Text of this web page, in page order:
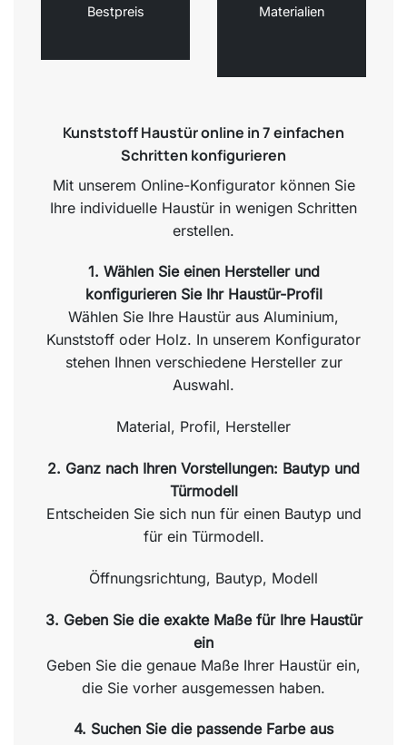
Bestpreis
Materialien
Kunststoff Haustür online in 7 einfachen
Schritten konfigurieren
Mit unserem Online-Konfigurator können Sie
Ihre individuelle Haustür in wenigen Schritten
erstellen.
1. Wählen Sie einen Hersteller und
konfigurieren Sie Ihr Haustür-Profil
Wählen Sie Ihre Haustür aus Aluminium,
Kunststoff oder Holz. In unserem Konfigurator
stehen Ihnen verschiedene Hersteller zur
Auswahl.
Material, Profil, Hersteller
2. Ganz nach Ihren Vorstellungen: Bautyp und
Türmodell
Entscheiden Sie sich nun für einen Bautyp und
für ein Türmodell.
Öffnungsrichtung, Bautyp, Modell
3. Geben Sie die exakte Maße für Ihre Haustür
ein
Geben Sie die genaue Maße Ihrer Haustür ein,
die Sie vorher ausgemessen haben.
4. Suchen Sie die passende Farbe aus